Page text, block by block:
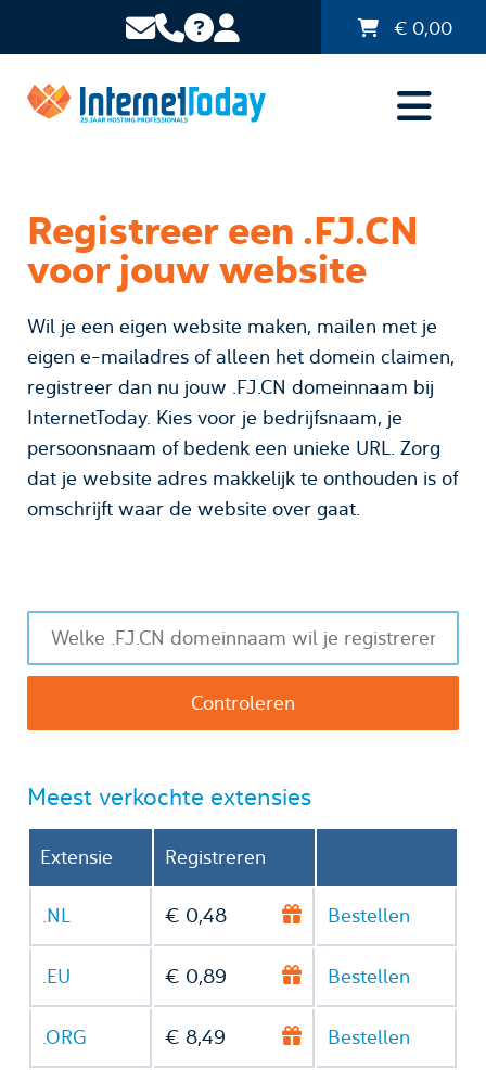
€ 0,00
Registreer een .FJ.CN
voor jouw website
Wil je een eigen website maken, mailen met je
eigen e-mailadres of alleen het domein claimen,
registreer dan nu jouw .FJ.CN domeinnaam bij
InternetToday. Kies voor je bedrijfsnaam, je
persoonsnaam of bedenk een unieke URL. Zorg
dat je website adres makkelijk te onthouden is of
omschrijft waar de website over gaat.
Meest verkochte extensies
Extensie Registreren
.NL € 0,48 Bestellen
.EU € 0,89 Bestellen
.ORG € 8,49 Bestellen